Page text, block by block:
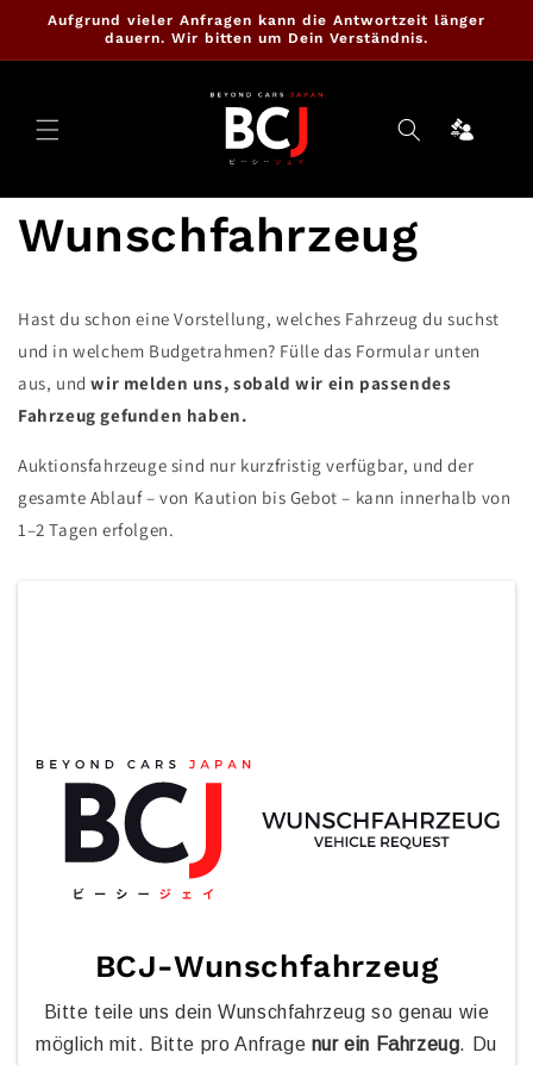
zum
Aufgrund vieler Anfragen kann die Antwortzeit länger
dauern. Wir bitten um Dein Verständnis.
Cartrade
Wunschfahrzeug
Hast du schon eine Vorstellung, welches Fahrzeug du suchst
und in welchem Budgetrahmen? Fülle das Formular unten
aus, undwir melden uns, sobald wir ein passendes
Fahrzeug gefunden haben.
Auktionsfahrzeuge sind nur kurzfristig verfügbar, und der
gesamte Ablauf – von Kaution bis Gebot – kann innerhalb von
1–2 Tagen erfolgen.
BCJ-Wunschfahrzeug
Bitte teile uns dein Wunschfahrzeug so genau wie
möglich mit. Bitte pro Anfrage nur ein Fahrzeug. Du